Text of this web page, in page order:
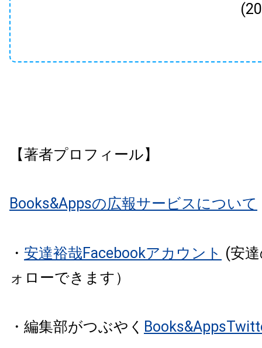
【著者プロフィール】
Books&Appsの広報サービスについて
・ 安達裕哉Facebookアカウント (安
ォローできます）
・編集部がつぶやく